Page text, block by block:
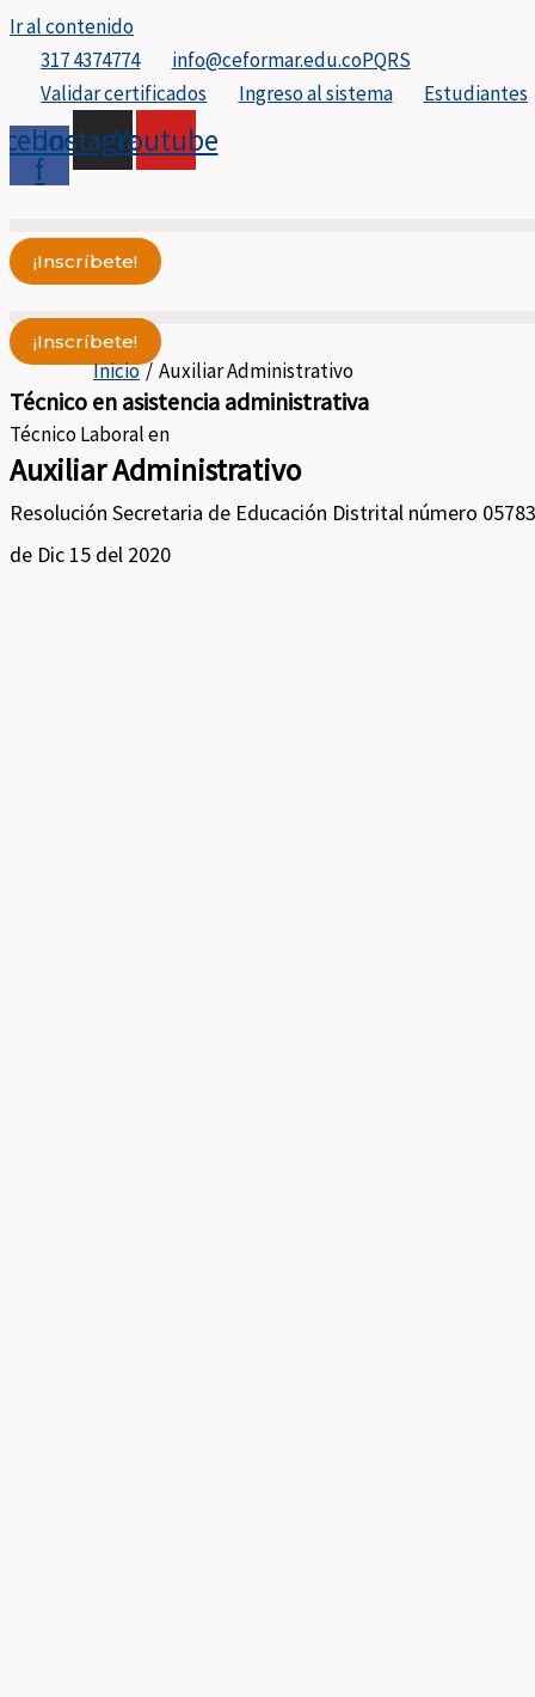
Ir al contenido
317 4374774
info@ceformar.edu.coPQRS
Validar certificados
Ingreso al sistema Estudiantes
f
InstagramYoutube
¡Inscríbete!
¡Inscríbete!
Inicio Auxiliar Administrativo
Técnico en asistencia administrativa
Técnico Laboral en
Auxiliar Administrativo
Resolución Secretaria de Educación Distrital número 05783
de Dic 15 del 2020